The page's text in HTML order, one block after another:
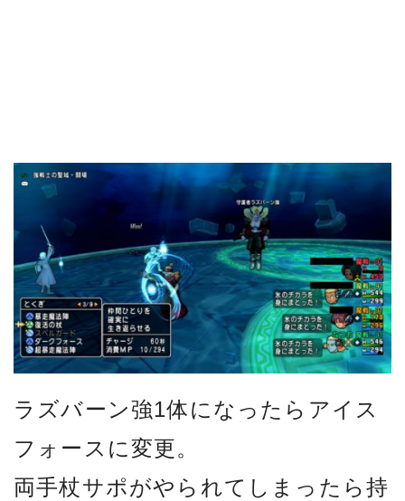
ラズバーン強1体になったらアイス
フォースに変更。
両手杖サポがやられてしまったら持